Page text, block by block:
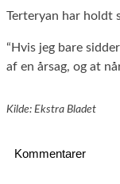
Terteryan har holdt
“Hvis jeg bare
af en årsag, og at
Kilde: Ekstra Bladet
Kommentarer